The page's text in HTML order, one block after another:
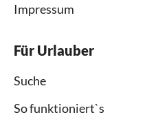
Impressum
Für Urlauber
Suche
So funktioniert`s